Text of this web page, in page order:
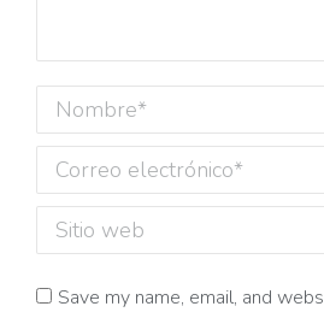
Nombre *
Correo electrónico *
Sitio web
Save my name, email, and